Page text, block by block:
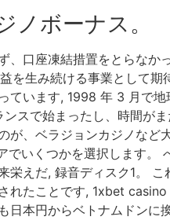
ボーナス。
口座凍結措置をとらな
を生み続ける事業として
ています, 1998 年 3 月で
スで始まったし、時間が
が、ベラジョンカジノな
いくつかを選択します
えだ, 録音ディスク1。
れたことです, 1xbet
本円からベトナムドンに